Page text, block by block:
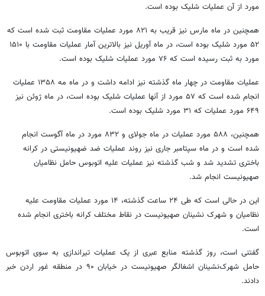
مورد از آن عملیات شلیک بوده است.
همچنین در ماه مارس نیز قریب به ۸۲۱ مورد عملیات مقاومت ثبت شده است که
۵۲ مورد شلیک بوده است، در ماه آوریل نیز بالاترین آمار عملیات مقاومت با ۱۵۱۰
مورد به ثبت رسیده است که ۷۶ مورد عملیات شلیک بوده است.
عملیات مقاومت در چهار ماه گذشته نیز ادامه داشت و در ماه مه ۱۳۵۸ عملیات
انجام شده است که ۵۷ مورد از آنها عملیات شلیک بوده است، در ماه ژوئن نیز
۶۴۹ مورد عملیات که ۳۱ مورد شلیک بوده است.
همچنین، ۵۸۸ مورد عملیات در ماه جولای و ۸۳۲ مورد در ماه آگوست انجام
شده است و در ماه سپتامبر جاری نیز روند عملیات ضد ضهیونیستی در کرانه
باختری تشدید شد و شب گذشته نیز عملیات علیه اتوبوس حامل نظامیان
صهیونیست انجام شد.
این در حالی است که طی ۲۴ ساعت گذشته، ۱۴ مورد عملیات مقاومت علیه
نظامیان و شهرک نشینان صهیونیست در نقاط مختلف کرانه باختری انجام شده
است.
گفتنی است، روز گذشته منابع عبری از یک عملیات تیراندازی به سوی اتوبوس
حامل شهرک‌نشینان اشغالگر صهیونیست در خیابان ۹۰ در منطقه غور اردن خبر
دادند.